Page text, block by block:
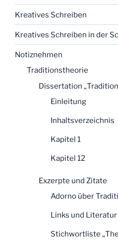
Kreatives Schreiben
Kreatives Schreiben in der
Notiznehmen
Traditionstheorie
Dissertation
Einleitung
Inhaltsverzeichnis
Kapitel 1
Kapitel 12
Exzerpte und Zitate
Adorno über
Links und Literatur
Stichwortliste